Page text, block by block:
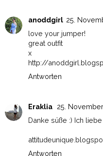
anoddgirl 25.
love your jumper!
great outfit
x
http://
Antworten
Eraklia 25.
Danke süße :) Ich
Antworten